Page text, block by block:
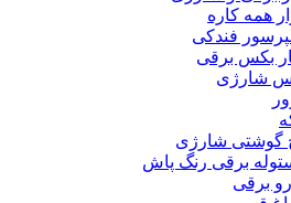
همه کاره
فندکی
بکس برقی
شارژی
گوشتی شارژی
برقی رنگ پاش
برقی